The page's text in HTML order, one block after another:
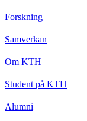
Forskning
Samverkan
Om KTH
Student på KTH
Alumni